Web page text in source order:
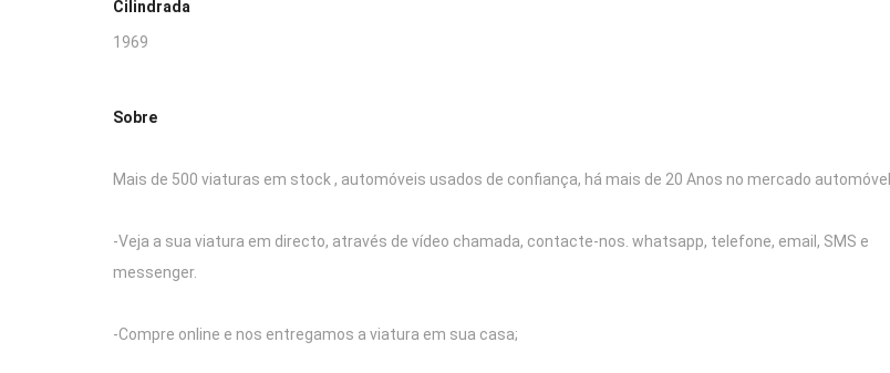
Cilindrada
1969
Sobre
Mais de 500 viaturas em stock , automóveis usados de confiança, há mais de 20 Anos no mercado automóvel .
-Veja a sua viatura em directo, através de vídeo chamada, contacte-nos. whatsapp, telefone, email, SMS e
messenger.
-Compre online e nos entregamos a viatura em sua casa;